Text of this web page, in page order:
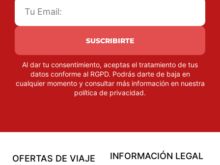
SUSCRIBIRTE
Al dar tu consentimiento, aceptas el tratamiento de tus
datos conforme al RGPD. Podrás darte de baja en
cualquier momento y consultar más información en nuestra
política de privacidad.
OFERTAS DE VIAJE INFORMACIÓN LEGAL